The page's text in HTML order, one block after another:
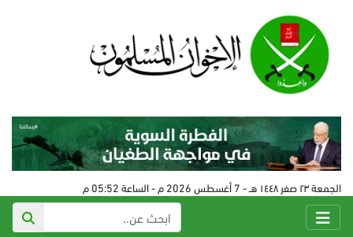
الجمعة ٢٣ صفر ١٤٤٨ هـ - 7 أغسطس 2026 م - الساعة 05:52 م